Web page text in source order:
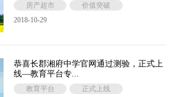
房产超市
价值突破
2018-10-29
恭喜长郡湘府中学官网通过测验，正式上
线—教育平台专...
教育平台
正式上线